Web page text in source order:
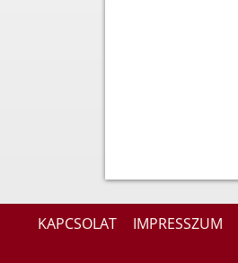
KAPCSOLAT IMPRESSZUM